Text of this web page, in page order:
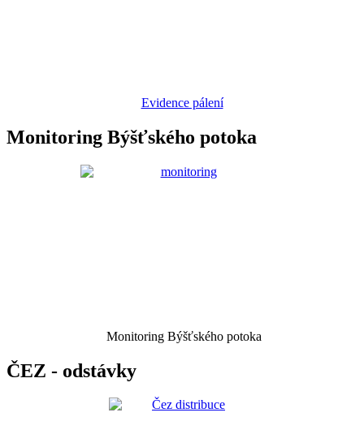
Evidence pálení
Monitoring Býšťského potoka
Monitoring Býšťského potoka
ČEZ - odstávky